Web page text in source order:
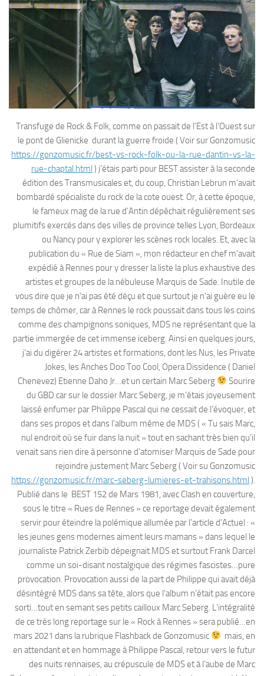
Transfuge de Rock & Folk, comme on passait de l’Est à l’Ouest sur
le pont de Glienicke durant la guerre froide ( Voir sur Gonzomusic
https://gonzomusic.fr/best-vs-rock-folk-ou-la-rue-dantin-vs-la-
rue-chaptal.html ) j’étais parti pour BEST assister à la seconde
édition des Transmusicales et, du coup, Christian Lebrun m’avait
bombardé spécialiste du rock de la cote ouest. Or, à cette époque,
le fameux mag de la rue d’Antin dépêchait régulièrement ses
plumitifs exercés dans des villes de province telles Lyon, Bordeaux
ou Nancy pour y explorer les scènes rock locales. Et, avec la
publication du « Rue de Siam », mon rédacteur en chef m’avait
expédié à Rennes pour y dresser la liste la plus exhaustive des
artistes et groupes de la nébuleuse Marquis de Sade. Inutile de
vous dire que je n’ai pas été déçu et que surtout je n’ai guère eu le
temps de chômer, car à Rennes le rock poussait dans tous les coins
comme des champignons soniques, MDS ne représentant que la
partie immergée de cet immense iceberg. Ainsi en quelques jours,
j’ai du digérer 24 artistes et formations, dont les Nus, les Private
Jokes, les Anches Doo Too Cool, Opera Dissidence ( Daniel
Chenevez) Etienne Daho Jr…et un certain Marc Seberg
Sourire
du GBD car sur le dossier Marc Seberg, je m’étais joyeusement
laissé enfumer par Philippe Pascal qui ne cessait de l’évoquer, et
dans ses propos et dans l’album même de MDS ( « Tu sais Marc,
nul endroit où se fuir dans la nuit » tout en sachant très bien qu’il
venait sans rien dire à personne d’atomiser Marquis de Sade pour
rejoindre justement Marc Seberg ( Voir su Gonzomusic
https://gonzomusic.fr/marc-seberg-lumieres-et-trahisons.html ).
Publié dans le BEST 152 de Mars 1981, avec Clash en couverture,
sous le titre « Rues de Rennes » ce reportage devait également
servir pour éteindre la polémique allumée par l’article d’Actuel : «
les jeunes gens modernes aiment leurs mamans » dans lequel le
journaliste Patrick Zerbib dépeignait MDS et surtout Frank Darcel
comme un soi-disant nostalgique des régimes fascistes…pure
provocation. Provocation aussi de la part de Philippe qui avait déjà
désintégré MDS dans sa tête, alors que l’album n’était pas encore
sorti…tout en semant ses petits cailloux Marc Seberg. L’intégralité
de ce très long reportage sur le « Rock à Rennes » sera publié…en
mars 2021 dans la rubrique Flashback de Gonzomusic
mais, en
en attendant et en hommage à Philippe Pascal, retour vers le futur
des nuits rennaises, au crépuscule de MDS et à l’aube de Marc